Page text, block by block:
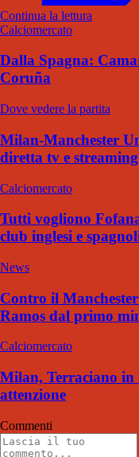
Continua la lettura
Calciomercato
Dalla Spagna:
Coruña
Dove vedere la partita
Milan-Manchester
diretta tv e
Calciomercato
Tutti vogliono
club inglesi e
News
Contro il
Ramos dal primo
Calciomercato
Milan, Terraciano in
attenzione
Commenti